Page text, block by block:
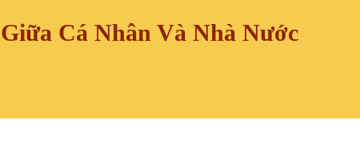
Cá Nhân Và Nhà Nước